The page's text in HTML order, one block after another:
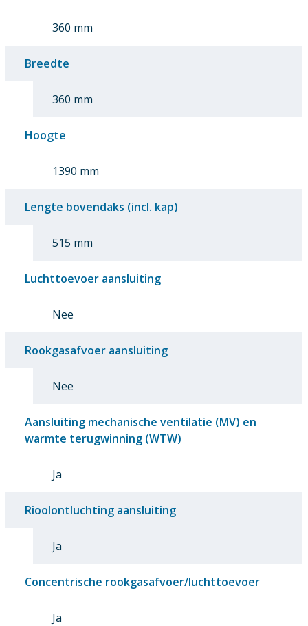
360 mm
Breedte
360 mm
Hoogte
1390 mm
Lengte bovendaks (incl. kap)
515 mm
Luchttoevoer aansluiting
Nee
Rookgasafvoer aansluiting
Nee
Aansluiting mechanische ventilatie (MV) en
warmte terugwinning (WTW)
Ja
Rioolontluchting aansluiting
Ja
Concentrische rookgasafvoer/luchttoevoer
Ja